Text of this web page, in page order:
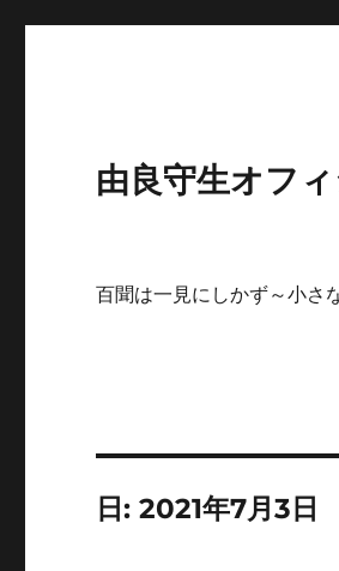
由良守生オフ
百聞は一見にしかず～小さ
日:2021年7月3日